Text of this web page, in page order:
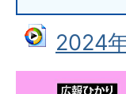
2024